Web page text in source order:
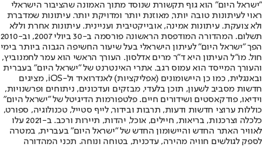
"ישראל היום" הוא גוף תקשורת שנוסד מתוך האמונה שהציבור הישראלי
ראוי לעיתונות טובה יותר, מאוזנת יותר ומדויקת יותר. עיתונות שמדברת
ולא צועקת. עיתונות אמינה, אובייקטיבית ועניינית. עיתונות אחרת וללא
תשלום. המהדורה המודפסת הראשונה פורסמה ב-30 ביולי 2007, וב-2010
הפך "ישראל היום" לעיתון הישראלי בעל שיעור החשיפה הגבוה ביותר בימי
חול. מו"ל העיתון היא ד"ר מרים אדלסון. העורך הראשי הוא עמר לחמנוביץ,
והעורך המייסד הוא עמוס רגב. אתרי האינטרנט של "ישראל היום" בעברית
ובאנגלית, כמו כן היישומונים (אפליקציות) לאנדרואיד ול-iOS, מציגים
חדשות מסביב לשעון, תוכן בלעדי, מבזקים ועדכונים, ניתוחים ופרשנויות,
וידיאו, פודקאסטים ושידורים חיים. פלטפורמות הדיגיטל של "ישראל היום"
כוללות ערוצי חדשות ודעות, תרבות ובידור, לייף סטייל, טכנולוגיה, ספורט,
כלכלה וצרכנות, בריאות, חיילים, אוכל, יהדות, תיירות ורכב. ב-2021 עלו
לאוויר האתר החדש והיישומון החדש של "ישראל היום" בעברית, במטרה
לספק לגולשים חוויה מהירה, עדכנית, בטוחה ונוחה. תכני המהדורה